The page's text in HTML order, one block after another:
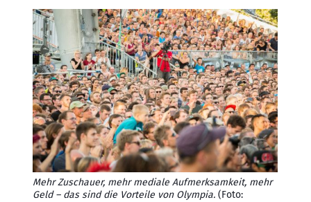
Mehr Zuschauer, mehr mediale Aufmerksamkeit, mehr
Geld – das sind die Vorteile von Olympia. (Foto: